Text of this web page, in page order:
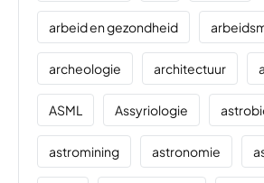
arbeid en gezondheid
archeologie architectuur
ASML Assyriologie
astromining astronomie